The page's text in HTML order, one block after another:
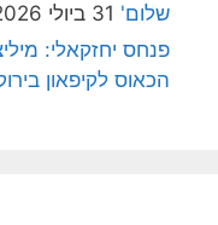
שלום' 31 ביולי 2026
פנחס יחזקאלי:
הכאוס לקיפאון